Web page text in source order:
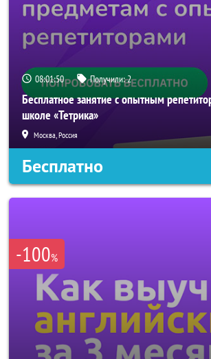
08:01:48 Получили:2
Бесплатное занятие с опытным
школе «Тетрика»
Москва, Россия
Бесплатно
-100%